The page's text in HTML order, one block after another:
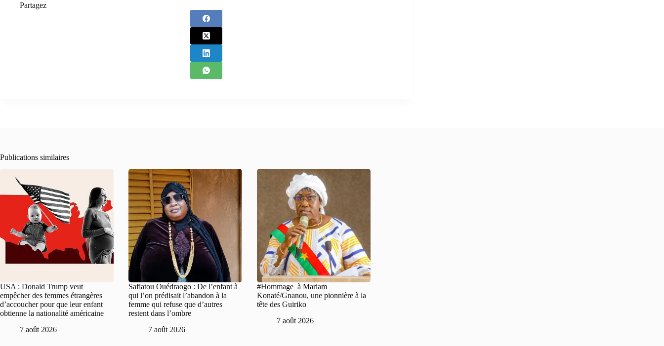
Partagez
Publications similaires
USA : Donald Trump veut
empêcher des femmes étrangères
d’accoucher pour que leur enfant
obtienne la nationalité américaine
7 août 2026
Safiatou Ouédraogo : De l’enfant à
qui l’on prédisait l’abandon à la
femme qui refuse que d’autres
restent dans l’ombre
7 août 2026
#Hommage_à Mariam
Konaté/Gnanou, une pionnière à la
tête des Guiriko
7 août 2026